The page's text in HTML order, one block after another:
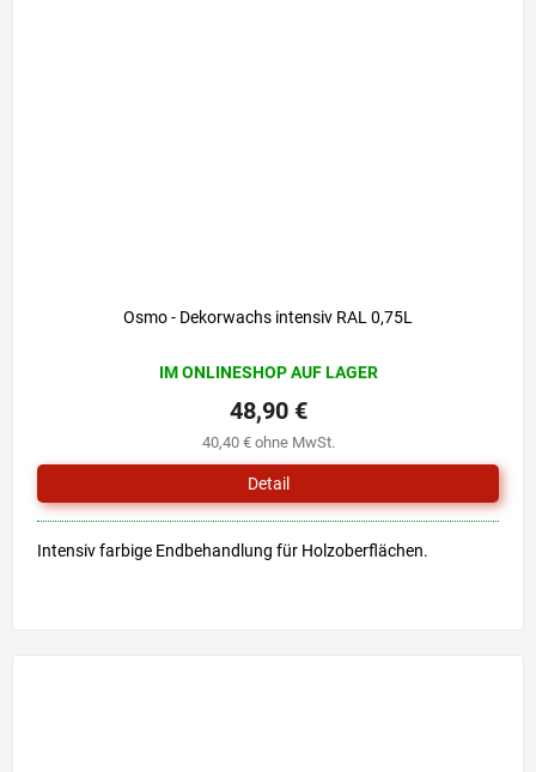
Osmo - Dekorwachs intensiv RAL 0,75L
IM ONLINESHOP AUF LAGER
40,40 € ohne MwSt.
48,90 €
Detail
Intensiv farbige Endbehandlung für Holzoberflächen.